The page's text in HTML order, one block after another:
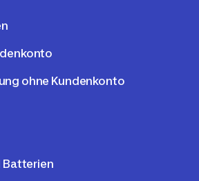
ohne Kundenkonto
Batterien